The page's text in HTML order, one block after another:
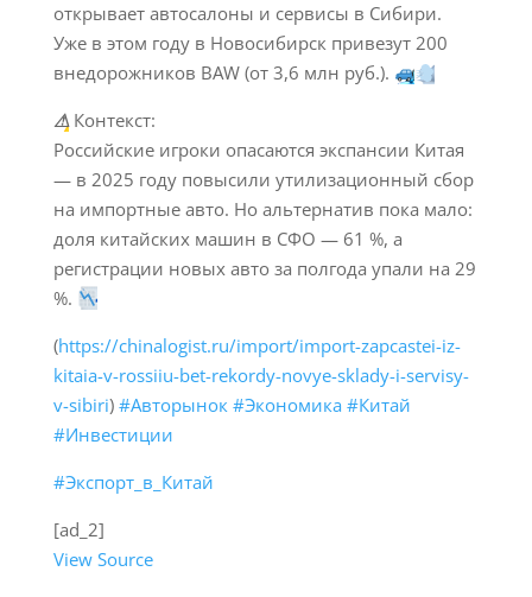
открывает автосалоны и сервисы в Сибири.
Уже в этом году в Новосибирск привезут 200
внедорожников BAW (от 3,6 млн руб.).
⚠Контекст:
Российские игроки опасаются экспансии Китая
— в 2025 году повысили утилизационный сбор
на импортные авто. Но альтернатив пока мало:
доля китайских машин в СФО — 61 %, а
регистрации новых авто за полгода упали на 29
%.
(https://chinalogist.ru/import/import-zapcastei-iz-
kitaia-v-rossiiu-bet-rekordy-novye-sklady-i-servisy-
v-sibiri) #Авторынок #Экономика #Китай
#Инвестиции
#Экспорт_в_Китай
[ad_2]
View Source